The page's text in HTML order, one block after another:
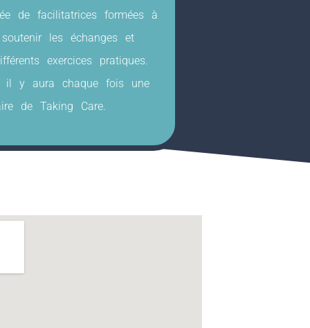
de facilitatrices formées à
les échanges et
exercices pratiques.
il y aura chaque fois une
de Taking Care.